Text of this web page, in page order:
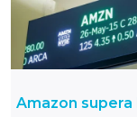
Amazon